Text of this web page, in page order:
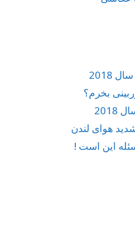
2018
هوای لندن
این است !